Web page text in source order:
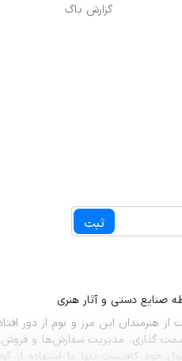
گزارش باگ
ثبت
صنایع دستی و آثار هنری
هنرمندان این مرز و بوم از دور
گذاری، مدیریت سفارش‌ها و
خود کافیست تنها با استفاده